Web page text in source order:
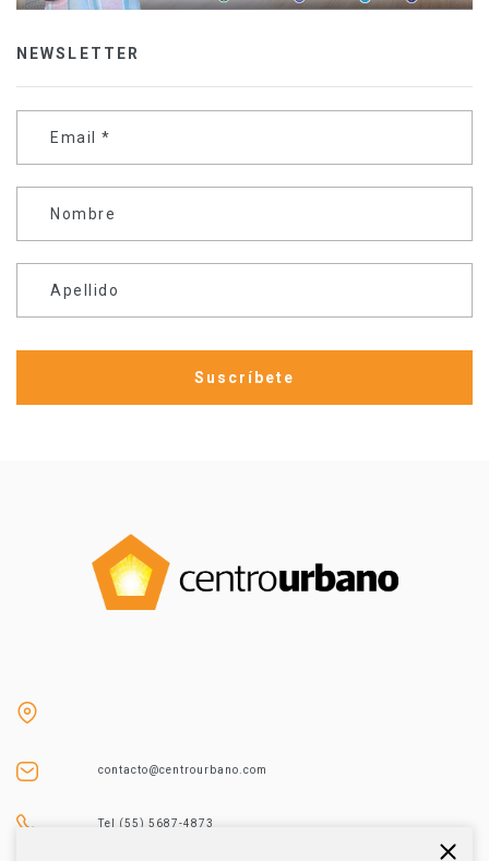
NEWSLETTER
Email *
Nombre
Apellido
contacto@centrourbano.com
Tel (55) 5687-4873